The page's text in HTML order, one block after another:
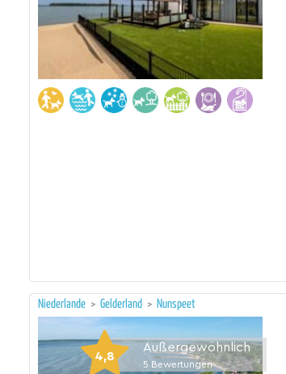
Niederlande > Gelderland > Nunspeet
4,8
Außergewöhnlich
5 Bewertungen